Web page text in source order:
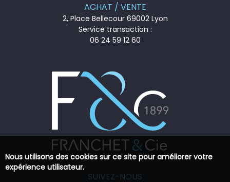
ACHAT / VENTE
2, Place Bellecour 69002 Lyon
Service transaction :
06 24 59 12 60
SUIVEZ-NOUS
Nous utilisons des cookies sur ce site pour améliorer votre
expérience utilisateur.